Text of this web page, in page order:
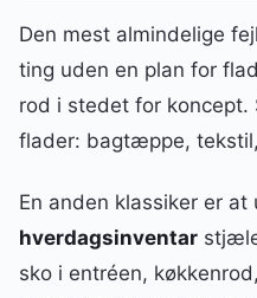
Den mest almindelige
ting uden en plan for
rod i stedet for
flader: bagtæppe,
En anden klassiker er
hverdagsinventar
sko i entréen,